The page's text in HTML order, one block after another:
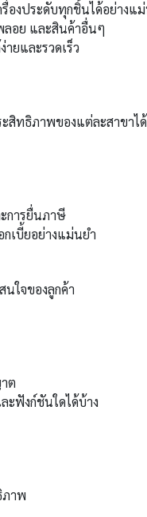
งประดับทุกชิ้นได้อย่างแ
ลอย และสินค้าอื่นๆ
ยและรวดเร็ว
สิทธิภาพของแต่ละสาขาได้
การยื่นภาษี
เบี้ยอย่างแม่นยำ
ใจของลูกค้า
ต
ะฟังก์ชันใดได้บ้าง
ภาพ